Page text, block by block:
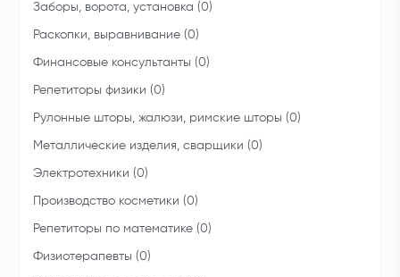
Заборы, ворота, установка (0)
Раскопки, выравнивание (0)
Финансовые консультанты (0)
Репетиторы физики (0)
Рулонные шторы, жалюзи, римские шторы (0)
Металлические изделия, сварщики (0)
Электротехники (0)
Производство косметики (0)
Репетиторы по математике (0)
Физиотерапевты (0)